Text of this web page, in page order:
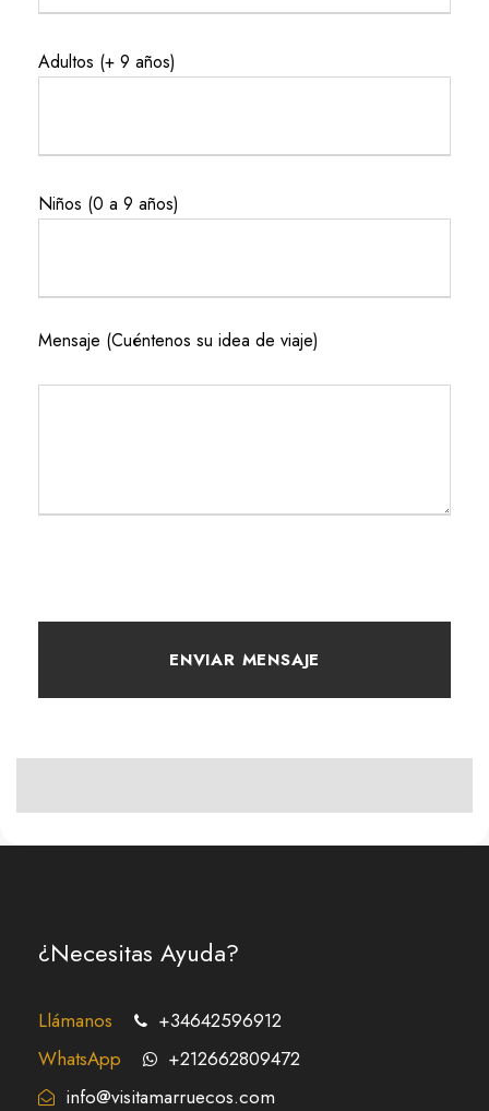
Adultos (+ 9 años)
Niños (0 a 9 años)
Mensaje (Cuéntenos su idea de viaje)
¿Necesitas Ayuda?
Llámanos
+34642596912
WhatsApp
+212662809472
info@visitamarruecos.com